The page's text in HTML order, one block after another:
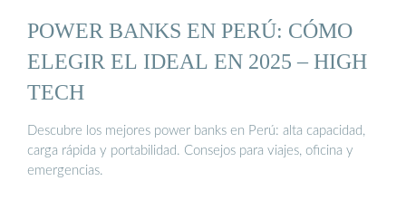
POWER BANKS EN PERÚ: CÓMO
ELEGIR EL IDEAL EN 2025 – HIGH
TECH
Descubre los mejores power banks en Perú: alta capacidad,
carga rápida y portabilidad. Consejos para viajes, oficina y
emergencias.